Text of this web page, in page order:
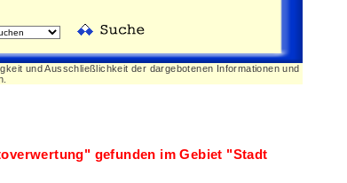
und Ausschließlichkeit der dargebotenen Informationen und
gefunden im Gebiet "Stadt